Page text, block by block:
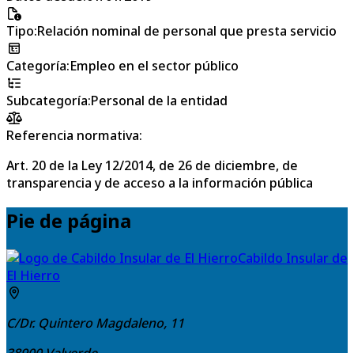
Tipo:Relación nominal de personal que presta servicio
Categoría:Empleo en el sector público
Subcategoría:Personal de la entidad
Referencia normativa:
Art. 20 de la Ley 12/2014, de 26 de diciembre, de
transparencia y de acceso a la información pública
Pie de página
Cabildo Insular de
El Hierro
C/Dr. Quintero Magdaleno, 11